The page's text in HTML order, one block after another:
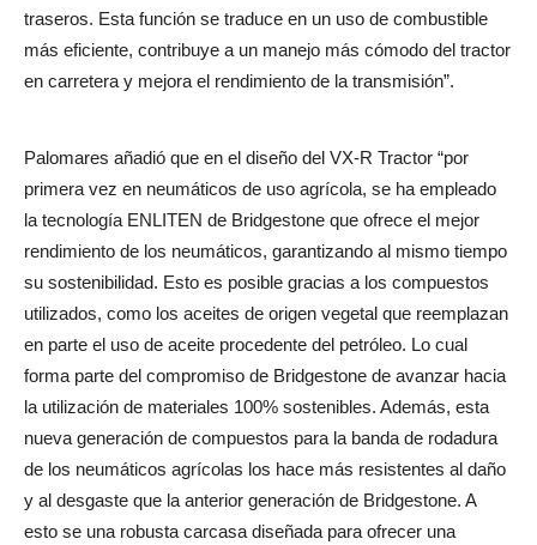
traseros. Esta función se traduce en un uso de combustible
más eficiente, contribuye a un manejo más cómodo del tractor
en carretera y mejora el rendimiento de la transmisión”.
Palomares añadió que en el diseño del VX-R Tractor “por
primera vez en neumáticos de uso agrícola, se ha empleado
la tecnología ENLITEN de Bridgestone que ofrece el mejor
rendimiento de los neumáticos, garantizando al mismo tiempo
su sostenibilidad. Esto es posible gracias a los compuestos
utilizados, como los aceites de origen vegetal que reemplazan
en parte el uso de aceite procedente del petróleo. Lo cual
forma parte del compromiso de Bridgestone de avanzar hacia
la utilización de materiales 100% sostenibles. Además, esta
nueva generación de compuestos para la banda de rodadura
de los neumáticos agrícolas los hace más resistentes al daño
y al desgaste que la anterior generación de Bridgestone. A
esto se una robusta carcasa diseñada para ofrecer una